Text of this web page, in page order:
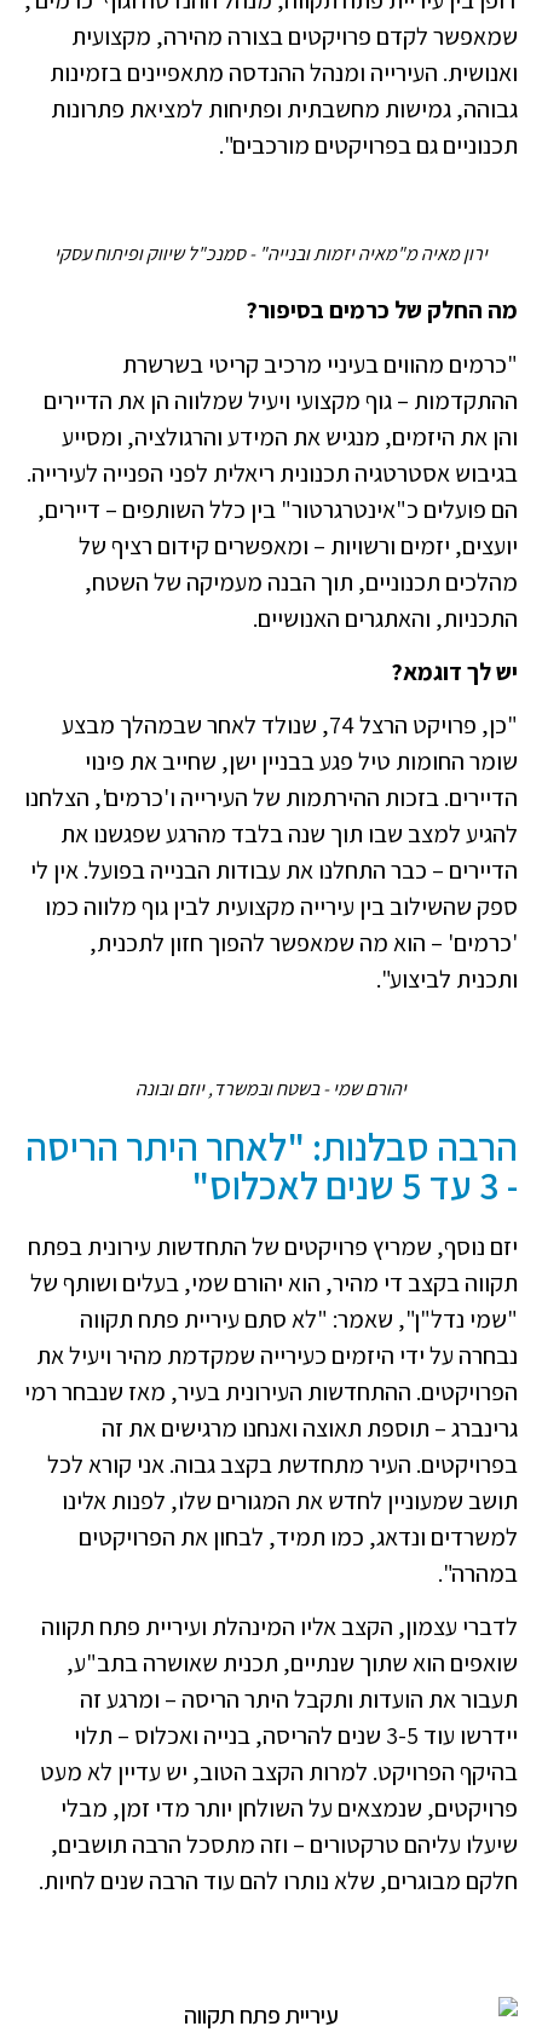
שמאפשר לקדם פרויקטים בצורה מהירה, מקצועית
ואנושית. העירייה ומנהל ההנדסה מתאפיינים בזמינות
גבוהה, גמישות מחשבתית ופתיחות למציאת פתרונות
תכנוניים גם בפרויקטים מורכבים".
ירון מאיה מ"מאיה יזמות ובנייה" - סמנכ"ל שיווק ופיתוח עסקי
מה החלק של כרמים בסיפור?
"כרמים מהווים בעיניי מרכיב קריטי בשרשרת
ההתקדמות – גוף מקצועי ויעיל שמלווה הן את הדיירים
והן את היזמים, מנגיש את המידע והרגולציה, ומסייע
בגיבוש אסטרטגיה תכנונית ריאלית לפני הפנייה לעירייה.
הם פועלים כ"אינטרגרטור" בין כלל השותפים – דיירים,
יועצים, יזמים ורשויות – ומאפשרים קידום רציף של
מהלכים תכנוניים, תוך הבנה מעמיקה של השטח,
התכניות, והאתגרים האנושיים.
יש לך דוגמא?
"כן, פרויקט הרצל 74, שנולד לאחר שבמהלך מבצע
שומר החומות טיל פגע בבניין ישן, שחייב את פינוי
הדיירים. בזכות ההירתמות של העירייה ו'כרמים', הצלחנו
להגיע למצב שבו תוך שנה בלבד מהרגע שפגשנו את
הדיירים – כבר התחלנו את עבודות הבנייה בפועל. אין לי
ספק שהשילוב בין עירייה מקצועית לבין גוף מלווה כמו
'כרמים' – הוא מה שמאפשר להפוך חזון לתכנית,
ותכנית לביצוע".
יהורם שמי - בשטח ובמשרד, יוזם ובונה
הרבה סבלנות: "לאחר היתר הריסה
- 3 עד 5 שנים לאכלוס"
יזם נוסף, שמריץ פרויקטים של התחדשות עירונית בפתח
תקווה בקצב די מהיר, הוא יהורם שמי, בעלים ושותף של
"שמי נדל"ן", שאמר: "לא סתם עיריית פתח תקווה
נבחרה על ידי היזמים כעירייה שמקדמת מהיר ויעיל את
הפרויקטים. ההתחדשות העירונית בעיר, מאז שנבחר רמי
גרינברג – תוספת תאוצה ואנחנו מרגישים את זה
בפרויקטים. העיר מתחדשת בקצב גבוה. אני קורא לכל
תושב שמעוניין לחדש את המגורים שלו, לפנות אלינו
למשרדים ונדאג, כמו תמיד, לבחון את הפרויקטים
במהרה".
לדברי עצמון, הקצב אליו המינהלת ועיריית פתח תקווה
שואפים הוא שתוך שנתיים, תכנית שאושרה בתב"ע,
תעבור את הועדות ותקבל היתר הריסה – ומרגע זה
יידרשו עוד 3-5 שנים להריסה, בנייה ואכלוס – תלוי
בהיקף הפרויקט. למרות הקצב הטוב, יש עדיין לא מעט
פרויקטים, שנמצאים על השולחן יותר מדי זמן, מבלי
שיעלו עליהם טרקטורים – וזה מתסכל הרבה תושבים,
חלקם מבוגרים, שלא נותרו להם עוד הרבה שנים לחיות.